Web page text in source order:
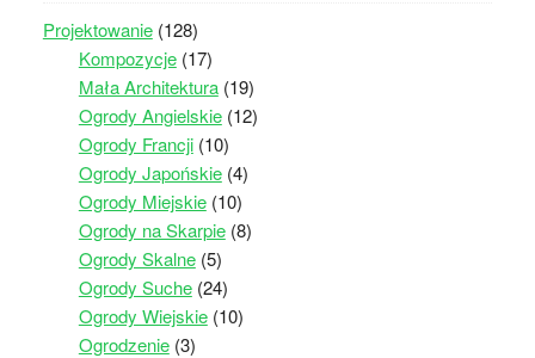
Projektowanie(128)
Kompozycje(17)
Mała Architektura(19)
Ogrody Angielskie(12)
Ogrody Francji(10)
Ogrody Japońskie(4)
Ogrody Miejskie(10)
Ogrody na Skarpie(8)
Ogrody Skalne(5)
Ogrody Suche(24)
Ogrody Wiejskie(10)
Ogrodzenie(3)